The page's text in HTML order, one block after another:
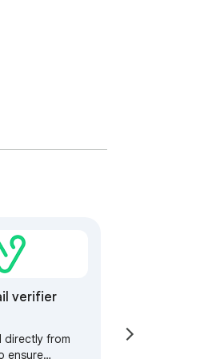
bạn. Hãy
verifier
directly from
ensure